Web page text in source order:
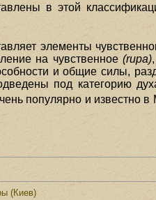
в этой
элементы
на чувственное (rupa)
и общие силы,
под категорию
популярно и известно в
(Киев)